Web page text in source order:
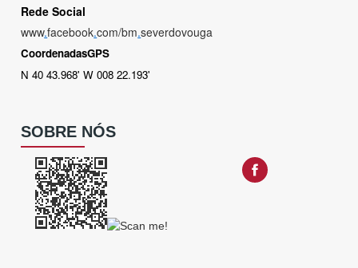
Rede Social
www.facebook.com/bm.severdovouga
CoordenadasGPS
N 40 43.968' W 008 22.193'
SOBRE NÓS